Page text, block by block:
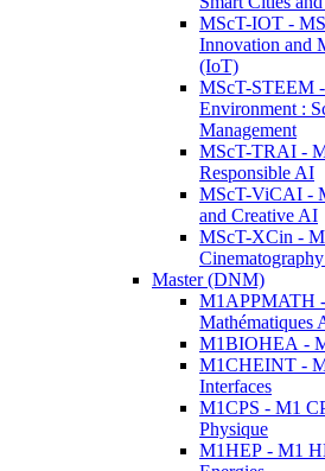
MScT-IOT -
Innovation and
(IoT)
MScT-STEEM
Environment :
Management
MScT-TRAI -
Responsible AI
MScT-ViCAI -
and Creative AI
MScT-XCin -
Master (DNM)
M1APPMATH
Mathématiques
M1BIOHEA -
M1CHEINT -
Interfaces
M1CPS - M1
Physique
M1HEP - M1